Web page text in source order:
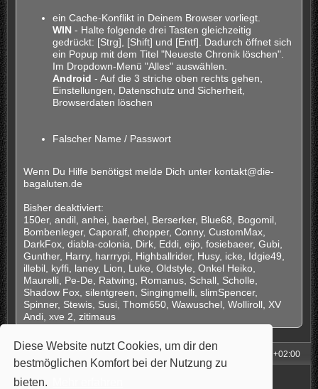
Diese Website nutzt Cookies, um dir den
bestmöglichen Komfort bei der Nutzung zu
bieten.
ein Cache-Konflikt in Deinem Browser vorliegt.
WIN - Halte folgende drei Tasten gleichzeitig
gedrückt: [Strg], [Shift] und [Entf]. Dadurch öffnet sich
ein Popup mit dem Titel "Neueste Chronik löschen".
Im Dropdown-Menü "Alles" auswählen.
Android - Auf die 3 striche oben rechts gehen,
Einstellungen, Datenschutz und Sicherheit,
Browserdaten löschen
Falscher Name / Passwort
Wenn Du Hilfe benötigst melde Dich unter kontakt@die-
bagaluten.de
Bisher deaktiviert:
150er, andil, anhei, baerbel, Berserker, Blue68, Bogomil,
Bombenleger, Caporalf, chopper, Conny, CustomMax,
DarkFox, diabla-colonia, Dirk, Eddi, eijo, fosiebaeer, Gubi,
Gunther, Harry, harrrypi, Highballrider, Husy, icke, Idgie49,
illebil, kyffi, laney, Lion, Luke, Oldstyle, Onkel Heiko,
Maurelli, Pe-De, Ratwing, Romanus, Schall, Scholle,
Shadow Fox, silentgreen, Singingmelli, slimSpencer,
Spinner, Stewis, Susi, Thom650, Wawuschel, Wolliroll, XV
Andi, xve 2, zitimaus
UTC+02:00
Powered by